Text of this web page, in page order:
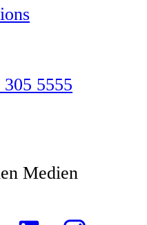
5555
Medien